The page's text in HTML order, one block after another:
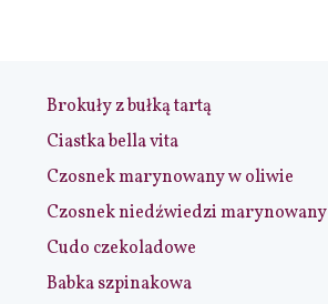
Brokuły z bułką tartą
Ciastka bella vita
Czosnek marynowany w oliwie
Czosnek niedźwiedzi marynowany
Cudo czekoladowe
Babka szpinakowa